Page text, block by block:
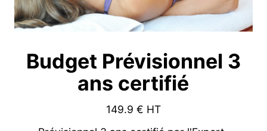
Budget Prévisionnel 3
ans certifié
149.9 € HT